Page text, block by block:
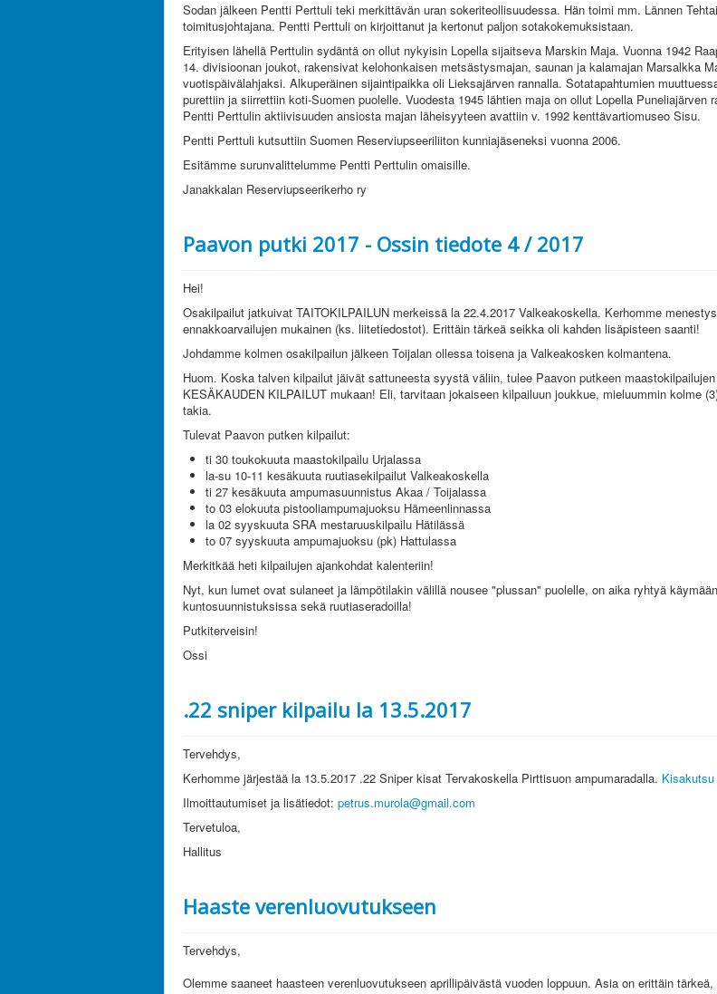
Sodan jälkeen Pentti Perttuli teki merkittävän uran sokeriteollisuudessa. Hän toimi mm. Lännen
toimitusjohtajana. Pentti Perttuli on kirjoittanut ja kertonut paljon sotakokemuksistaan.
Erityisen lähellä Perttulin sydäntä on ollut nykyisin Lopella sijaitseva Marskin Maja. Vuonna 1942
14. divisioonan joukot, rakensivat kelohonkaisen metsästysmajan, saunan ja kalamajan Marsalkka
vuotispäivälahjaksi. Alkuperäinen sijaintipaikka oli Lieksajärven rannalla. Sotatapahtumien
purettiin ja siirrettiin koti-Suomen puolelle. Vuodesta 1945 lähtien maja on ollut Lopella Puneliajärven
Pentti Perttulin aktiivisuuden ansiosta majan läheisyyteen avattiin v. 1992 kenttävartiomuseo Sisu.
Pentti Perttuli kutsuttiin Suomen Reserviupseeriliiton kunniajäseneksi vuonna 2006.
Esitämme surunvalittelumme Pentti Perttulin omaisille.
Janakkalan Reserviupseerikerho ry
Paavon putki 2017 - Ossin tiedote 4 / 2017
Hei!
Osakilpailut jatkuivat TAITOKILPAILUN merkeissä la 22.4.2017 Valkeakoskella. Kerhomme
ennakkoarvailujen mukainen (ks. liitetiedostot). Erittäin tärkeä seikka oli kahden lisäpisteen saanti!
Johdamme kolmen osakilpailun jälkeen Toijalan ollessa toisena ja Valkeakosken kolmantena.
Huom. Koska talven kilpailut jäivät sattuneesta syystä väliin, tulee Paavon putkeen
KESÄKAUDEN KILPAILUT mukaan! Eli, tarvitaan jokaiseen kilpailuun joukkue, mieluummin kolme
takia.
Tulevat Paavon putken kilpailut:
ti 30 toukokuuta maastokilpailu Urjalassa
la-su 10-11 kesäkuuta ruutiasekilpailut Valkeakoskella
ti 27 kesäkuuta ampumasuunnistus Akaa / Toijalassa
to 03 elokuuta pistooliampumajuoksu Hämeenlinnassa
la 02 syyskuuta SRA mestaruuskilpailu Hätilässä
to 07 syyskuuta ampumajuoksu (pk) Hattulassa
Merkitkää heti kilpailujen ajankohdat kalenteriin!
Nyt, kun lumet ovat sulaneet ja lämpötilakin välillä nousee "plussan" puolelle, on aika ryhtyä käymään
kuntosuunnistuksissa sekä ruutiaseradoilla!
Putkiterveisin!
Ossi
.22 sniper kilpailu la 13.5.2017
Tervehdys,
Kerhomme järjestää la 13.5.2017 .22 Sniper kisat Tervakoskella Pirttisuon ampumaradalla.
Ilmoittautumiset ja lisätiedot: petrus.murola@gmail.com
Tervetuloa,
Hallitus
Haaste verenluovutukseen
Tervehdys,
Olemme saaneet haasteen verenluovutukseen aprillipäivästä vuoden loppuun. Asia on erittäin